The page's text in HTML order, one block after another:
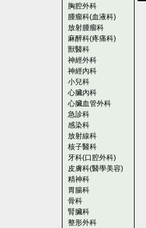
胸腔外科
腫瘤科(血液科)
放射腫瘤科
麻醉科(疼痛科)
獸醫科
神經外科
神經內科
小兒科
心臟內科
心臟血管外科
急診科
感染科
放射線科
核子醫科
牙科(口腔外科)
皮膚科(醫學美容)
精神科
胃腸科
骨科
腎臟科
整形外科